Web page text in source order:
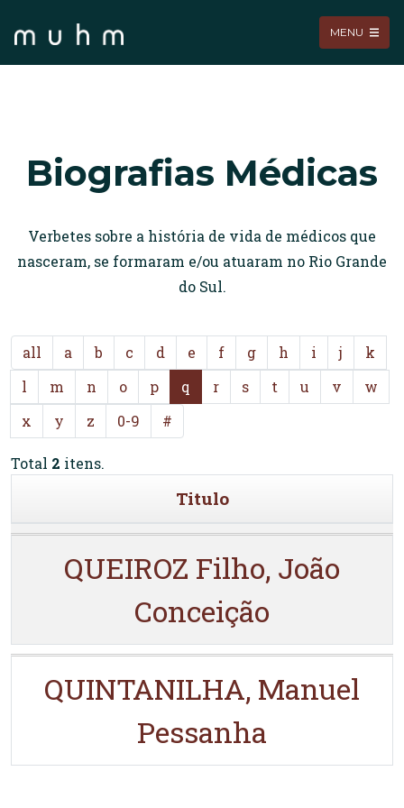
MENU
Biografias Médicas
Verbetes sobre a história de vida de médicos que
nasceram, se formaram e/ou atuaram no Rio Grande
do Sul.
all a b c d e f g h i j
k
l
m n o p q r s t u v
w
x
y z 0-9 #
Total 2 itens.
Titulo
QUEIROZ Filho, João
Conceição
QUINTANILHA, Manuel
Pessanha